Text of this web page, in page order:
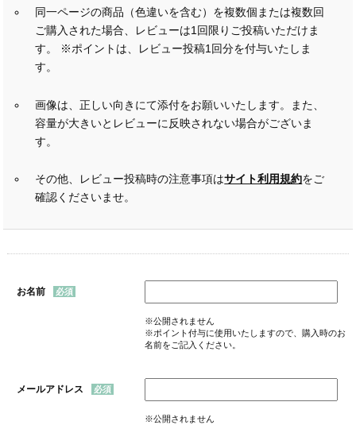
同一ページの商品（色違いを含む）を複数個または複数回
ご購入された場合、レビューは1回限りご投稿いただけま
す。 ※ポイントは、レビュー投稿1回分を付与いたしま
す。
画像は、正しい向きにて添付をお願いいたします。また、
容量が大きいとレビューに反映されない場合がございま
す。
その他、レビュー投稿時の注意事項はサイト利用規約をご
確認くださいませ。
お名前
※公開されません
※ポイント付与に使用いたしますので、購入時のお
名前をご記入ください。
メールアドレス
※公開されません